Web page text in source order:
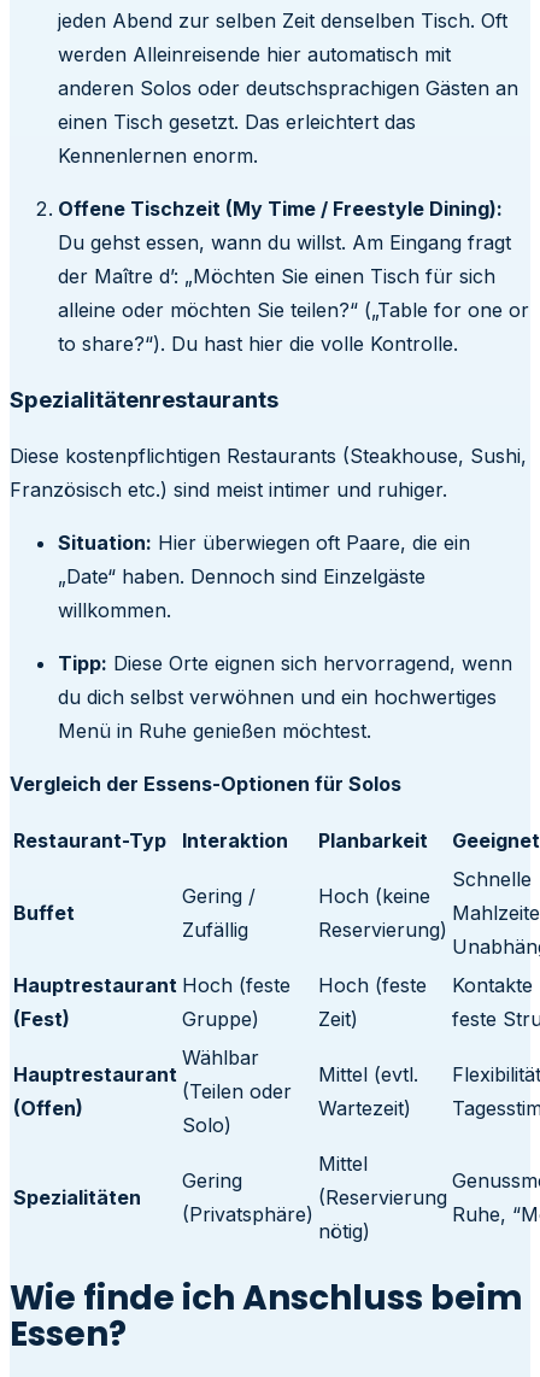
jeden Abend zur selben Zeit denselben Tisch. Oft
werden Alleinreisende hier automatisch mit
anderen Solos oder deutschsprachigen Gästen an
einen Tisch gesetzt. Das erleichtert das
Kennenlernen enorm.
Offene Tischzeit (My Time / Freestyle Dining):
Du gehst essen, wann du willst. Am Eingang fragt
der Maître d’: „Möchten Sie einen Tisch für sich
alleine oder möchten Sie teilen?“ („Table for one or
to share?“). Du hast hier die volle Kontrolle.
Spezialitätenrestaurants
Diese kostenpflichtigen Restaurants (Steakhouse, Sushi,
Französisch etc.) sind meist intimer und ruhiger.
Situation: Hier überwiegen oft Paare, die ein
„Date“ haben. Dennoch sind Einzelgäste
willkommen.
Tipp: Diese Orte eignen sich hervorragend, wenn
du dich selbst verwöhnen und ein hochwertiges
Menü in Ruhe genießen möchtest.
Vergleich der Essens-Optionen für Solos
Restaurant-Typ Interaktion Planbarkeit
Buffet
Gering /
Zufällig
Hoch (keine
Reservierung)
Schnelle
Hauptrestaurant
(Fest)
Hoch (feste
Gruppe)
Hoch (feste
Zeit)
feste
Hauptrestaurant
(Offen)
Wählbar
(Teilen oder
Solo)
Mittel (evtl.
Wartezeit)
Spezialitäten
Gering
(Privatsphäre)
Mittel
(Reservierung
nötig)
Ruhe,
Wie finde ich Anschluss beim
Essen?